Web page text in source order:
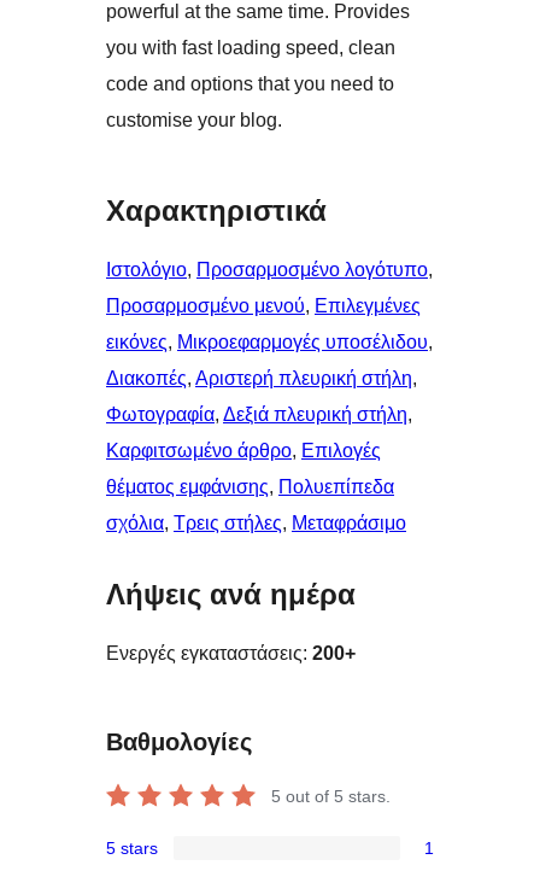
powerful at the same time. Provides
you with fast loading speed, clean
code and options that you need to
customise your blog.
Χαρακτηριστικά
Ιστολόγιο, Προσαρμοσμένο λογότυπο
Προσαρμοσμένο μενού, Επιλεγμένες
εικόνες, Μικροεφαρμογές υποσέλιδου
Διακοπές, Αριστερή πλευρική στήλη
Φωτογραφία, Δεξιά πλευρική στήλη
Καρφιτσωμένo άρθρo, Επιλογές
θέματος εμφάνισης, Πολυεπίπεδα
σχόλια, Τρεις στήλες, Μεταφράσιμο
Λήψεις ανά ημέρα
Ενεργές εγκαταστάσεις: 200+
Βαθμολογίες
5 out of 5 stars.
5 stars 1